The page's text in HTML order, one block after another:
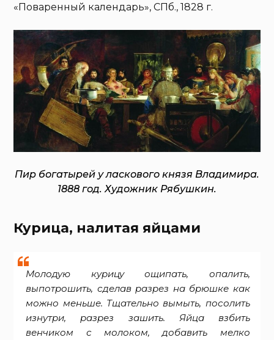
«Поваренный календарь», СПб., 1828 г.
Пир богатырей у ласкового князя Владимира.
1888 год. Художник Рябушкин.
Курица, налитая яйцами
Молодую курицу ощипать, опалить,
выпотрошить, сделав разрез на брюшке как
можно меньше. Тщательно вымыть, посолить
изнутри, разрез зашить. Яйца взбить
венчиком с молоком, добавить мелко